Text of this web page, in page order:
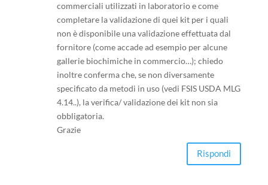
commerciali utilizzati in laboratorio e come
completare la validazione di quei kit per i quali
non è disponibile una validazione effettuata dal
fornitore (come accade ad esempio per alcune
gallerie biochimiche in commercio…); chiedo
inoltre conferma che, se non diversamente
specificato da metodi in uso (vedi FSIS USDA MLG
4.14..), la verifica/ validazione dei kit non sia
obbligatoria.
Grazie
Rispondi